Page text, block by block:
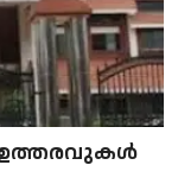
ഉത്തരവുകൾ